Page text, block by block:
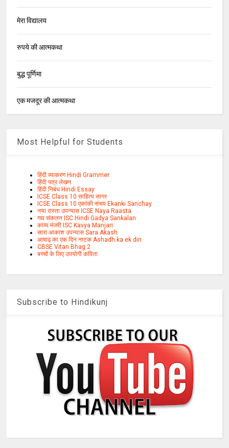
मेरा विद्यालय
रुपये की आत्मकथा
बुद्ध पूर्णिमा
एक मजदूर की आत्मकथा
Most Helpful for Students
हिंदी व्याकरण Hindi Grammer
हिंदी पत्र लेखन
हिंदी निबंध Hindi Essay
ICSE Class 10 साहित्य सागर
ICSE Class 10 एकांकी संचय Ekanki Sanchay
नया रास्ता उपन्यास ICSE Naya Raasta
गद्य संकलन ISC Hindi Gadya Sankalan
काव्य मंजरी ISC Kavya Manjari
सारा आकाश उपन्यास Sara Akash
आषाढ़ का एक दिन नाटक Ashadh ka ek din
CBSE Vitan Bhag 2
बच्चों के लिए उपयोगी कविता
Subscribe to Hindikunj